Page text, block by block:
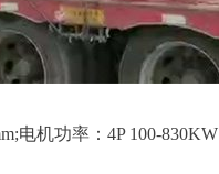
电机功率：4P 100-830KW